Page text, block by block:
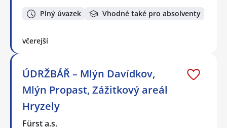
Plný úvazek Vhodné také pro absolventy
včerejší
ÚDRŽBÁŘ – Mlýn Davídkov,
Mlýn Propast, Zážitkový areál
Hryzely
Fürst a.s.